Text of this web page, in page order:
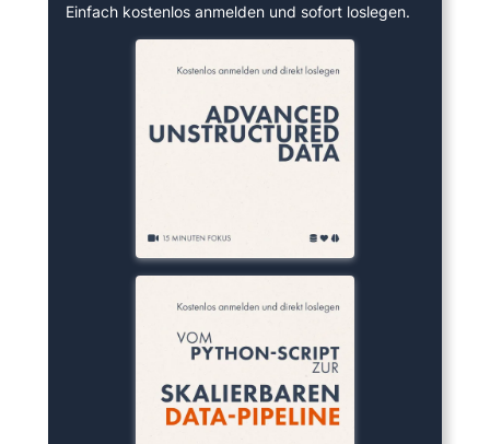
Einfach kostenlos anmelden und sofort loslegen.